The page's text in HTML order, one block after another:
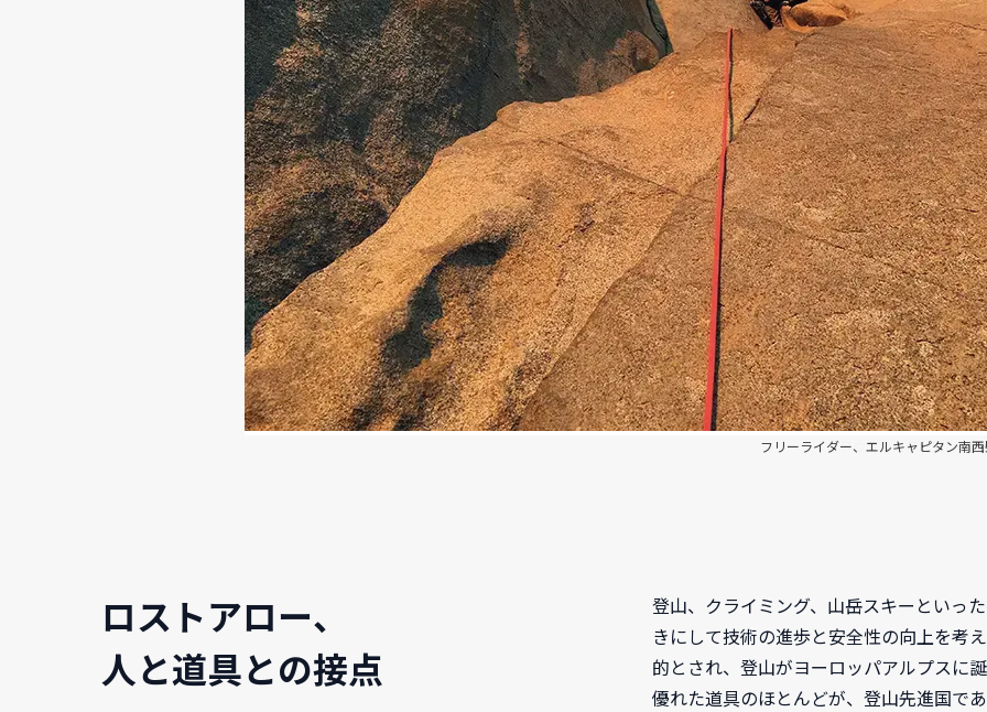
フリーライダー、エルキャピタン
アウサンガテ北壁、ペ
ロストアロー、
人と道具との接点
登山、クライミング、山岳スキーといっ
きにして技術の進歩と安全性の向上を考
的とされ、登山がヨーロッパアルプスに
優れた道具のほとんどが、登山先進国で